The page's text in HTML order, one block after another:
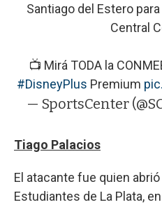
Santiago del Estero
Central
📺 Mirá TODA la
#DisneyPlus Premium
— SportsCenter
Tiago Palacios
El atacante fue quien
Estudiantes de La Plata,